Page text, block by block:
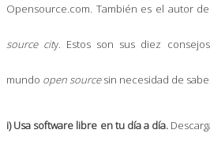
Opensource.com. También es el autor de
source city. Estos son sus diez
mundo open sourcesin necesidad de
i) Usa software libre en tu día a día.